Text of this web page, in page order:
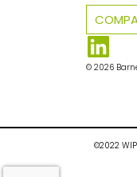
© 2026
©2022